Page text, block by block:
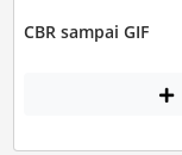
CBR sampai GIF